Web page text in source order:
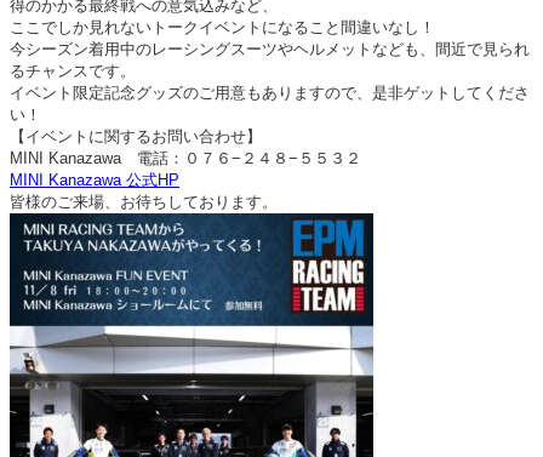
得のかかる最終戦への意気込みなど、
ここでしか見れないトークイベントになること間違いなし！
今シーズン着用中のレーシングスーツやヘルメットなども、間近で見られ
るチャンスです。
イベント限定記念グッズのご用意もありますので、是非ゲットしてくださ
い！
【イベントに関するお問い合わせ】
MINI Kanazawa 電話：０７６−２４８−５５３２
MINI Kanazawa 公式HP
皆様のご来場、お待ちしております。